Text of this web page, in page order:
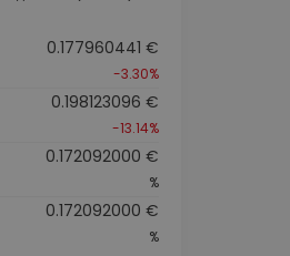
0.177960441 €
-3.30%
0.198123096 €
-13.14%
0.172092000 €
%
0.172092000 €
%